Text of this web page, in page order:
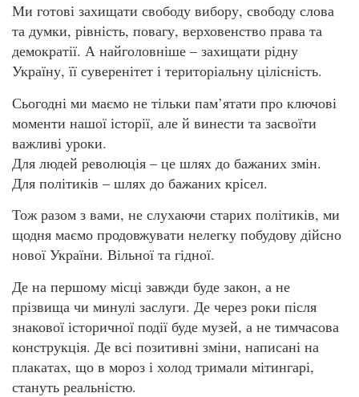
Ми готові захищати свободу вибору, свободу слова
та думки, рівність, повагу, верховенство права та
демократії. А найголовніше – захищати рідну
Україну, її суверенітет і територіальну цілісність.
Сьогодні ми маємо не тільки пам’ятати про ключові
моменти нашої історії, але й винести та засвоїти
важливі уроки.
Для людей революція – це шлях до бажаних змін.
Для політиків – шлях до бажаних крісел.
Тож разом з вами, не слухаючи старих політиків, ми
щодня маємо продовжувати нелегку побудову дійсно
нової України. Вільної та гідної.
Де на першому місці завжди буде закон, а не
прізвища чи минулі заслуги. Де через роки після
знакової історичної події буде музей, а не тимчасова
конструкція. Де всі позитивні зміни, написані на
плакатах, що в мороз і холод тримали мітингарі,
стануть реальністю.